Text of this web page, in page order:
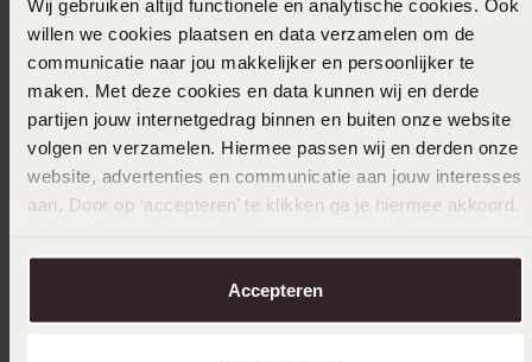
Wij gebruiken altijd functionele en analytische cookies. Ook
willen we cookies plaatsen en data verzamelen om de
communicatie naar jou makkelijker en persoonlijker te
maken. Met deze cookies en data kunnen wij en derde
partijen jouw internetgedrag binnen en buiten onze website
volgen en verzamelen. Hiermee passen wij en derden onze
website, advertenties en communicatie aan jouw interesses
aan. Door op ‘accepteren’ te klikken ga je hiermee akkoord.
over in onscookiebeleid.
Accepteren